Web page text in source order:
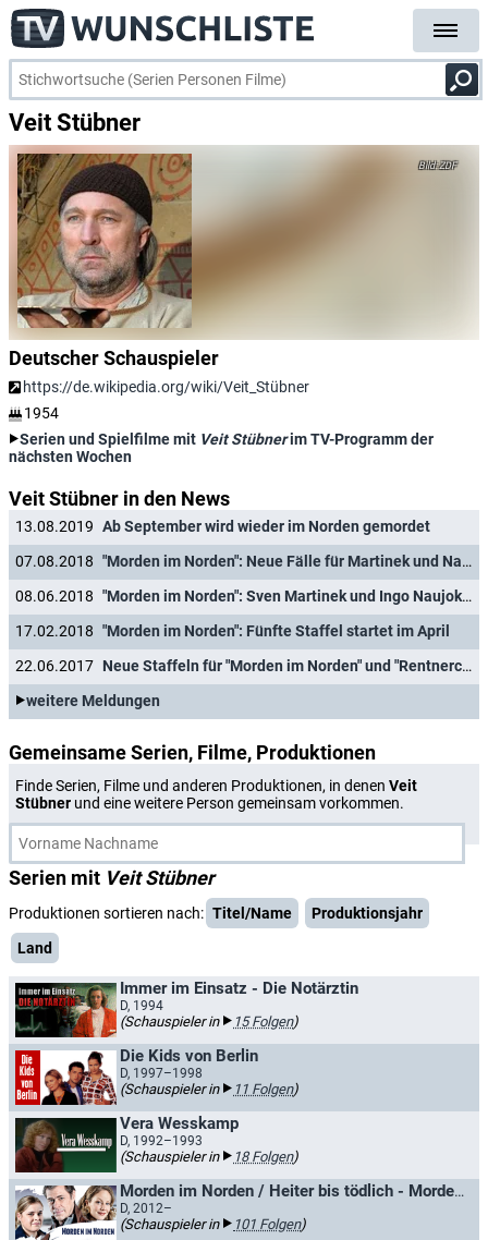
Veit Stübner
ZDF
Deutscher Schauspieler
https://de.wikipedia.org/wiki/Veit_Stübner
1954
Serien und Spielfilme mit Veit Stübnerim TV-Programm der
nächsten Wochen
Veit Stübner in den News
13.08.2019 Ab September wird wieder im Norden gemordet
07.08.2018
"Morden im Norden": Neue Fälle für Martinek und Naujoks im Ersten
08.06.2018
"Morden im Norden": Sven Martinek und Ingo Naujoks drehen wieder
17.02.2018 "Morden im Norden": Fünfte Staffel startet im April
22.06.2017
Neue Staffeln für "Morden im Norden" und "Rentnercops"
weitere Meldungen
Gemeinsame Serien, Filme, Produktionen
Finde Serien, Filme und anderen Produktionen, in denen Veit
Stübner und eine weitere Person gemeinsam vorkommen.
Serien mit Veit Stübner
Produktionen sortieren nach: Titel/Name
Produktionsjahr
Land
Immer im Einsatz - Die Notärztin
D, 1994
(Schauspieler in 15 Folgen)
Die Kids von Berlin
D, 1997–1998
(Schauspieler in 11 Folgen)
Vera Wesskamp
D, 1992–1993
(Schauspieler in 18 Folgen)
Morden im Norden / Heiter bis tödlich - Morden im Norden
D, 2012–
(Schauspieler in 101 Folgen)